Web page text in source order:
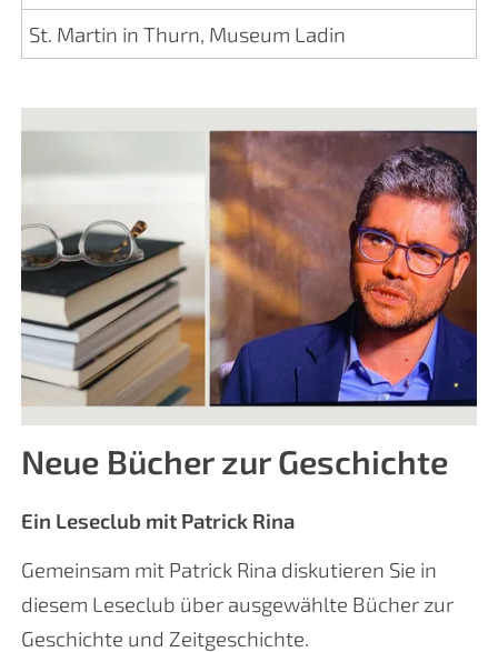
St. Martin in Thurn, Museum Ladin
Neue Bücher zur Geschichte
Ein Leseclub mit Patrick Rina
Gemeinsam mit Patrick Rina diskutieren Sie in
diesem Leseclub über ausgewählte Bücher zur
Geschichte und Zeitgeschichte.